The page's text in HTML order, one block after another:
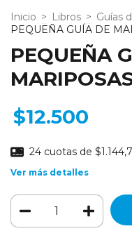
Inicio > Libros > Guías
PEQUEÑA GUÍA DE
PEQUEÑA
$12.500
24 cuotas de
Ver más detalles